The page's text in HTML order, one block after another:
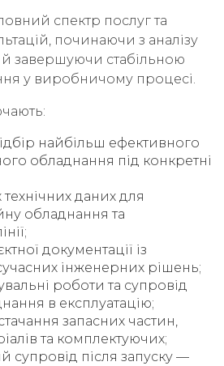
спектр послуг та
починаючи з аналізу
завершуючи стабільною
у виробничому процесі.
найбільш ефективного
обладнання під конкретні
даних для
обладнання та
документації із
інженерних рішень;
роботи та супровід
в експлуатацію;
запасних частин,
та комплектуючих;
супровід після запуску —